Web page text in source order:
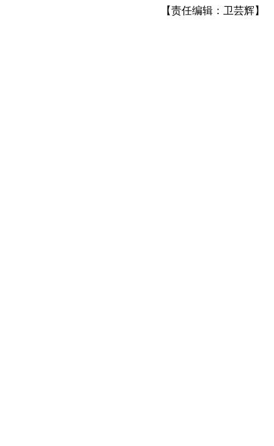
【责任编辑：卫芸辉】